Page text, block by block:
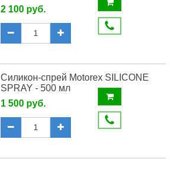
2 100 руб.
Силикон-спрей Motorex SILICONE
SPRAY - 500 мл
1 500 руб.